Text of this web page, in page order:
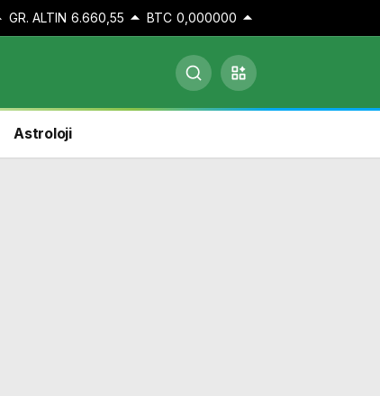
GR. ALTIN 6.660,55 BTC 0,000000
Astroloji